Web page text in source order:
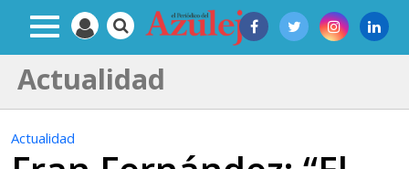
Actualidad
Actualidad